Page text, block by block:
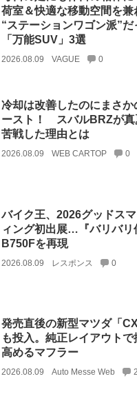
荷室＆快適な移動空間を兼
“ステーションワゴン派”
「万能SUV」3選
2026.08.09 VAGUE 0
冷却は改善したのにまさか
ースト！ スバルBRZが真
苦戦した理由とは
2026.08.09 WEB CARTOP 0
バイク王、2026グッドス
ィング初出展…『バリバリ
B750Fを再現
2026.08.09 レスポンス 0
発売直後の新型マツダ「
も投入。純正レイアウトで
高めるマフラー
2026.08.09 Auto Messe Web 2